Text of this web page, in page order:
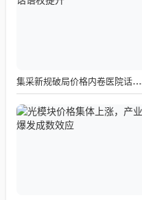
集采新规破局价格内卷医院话语权提升